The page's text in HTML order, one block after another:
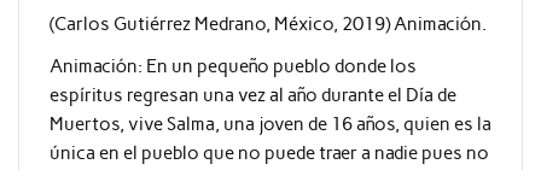
(Carlos Gutiérrez Medrano, México, 2019) Animación.
Animación: En un pequeño pueblo donde los
espíritus regresan una vez al año durante el Día de
Muertos, vive Salma, una joven de 16 años, quien es la
única en el pueblo que no puede traer a nadie pues no